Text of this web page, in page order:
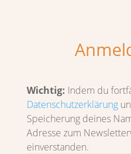
Wichtig: Indem du
Datenschutzerklärung
Speicherung deines
Adresse zum
einverstanden.